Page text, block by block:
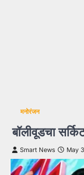
मनोरंजन
बॉलीवूडचा
Smart News May